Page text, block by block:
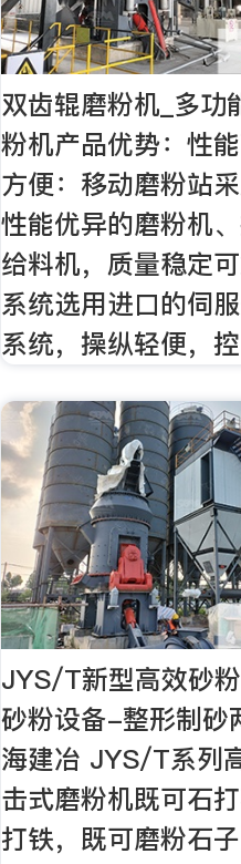
双齿辊磨粉机_多功
粉机产品优势：性
方便：移动磨粉站
性能优异的磨粉机
给料机，质量稳定
系统选用进口的伺
系统，操纵轻便，控
JYS/T新型高效砂
砂粉设备-整形制砂
海建冶 JYS/T系列
击式磨粉机既可石
打铁，既可磨粉石